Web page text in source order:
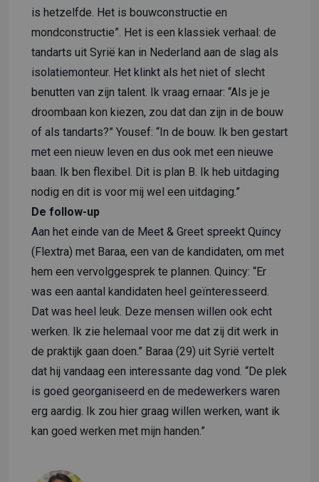
is hetzelfde. Het is bouwconstructie en
mondconstructie”. Het is een klassiek verhaal: de
tandarts uit Syrië kan in Nederland aan de slag als
isolatiemonteur. Het klinkt als het niet of slecht
benutten van zijn talent. Ik vraag ernaar: “Als je je
droombaan kon kiezen, zou dat dan zijn in de bouw
of als tandarts?” Yousef: “In de bouw. Ik ben gestart
met een nieuw leven en dus ook met een nieuwe
baan. Ik ben flexibel. Dit is plan B. Ik heb uitdaging
nodig en dit is voor mij wel een uitdaging.”
De follow-up
Aan het einde van de Meet & Greet spreekt Quincy
(Flextra) met Baraa, een van de kandidaten, om met
hem een vervolggesprek te plannen. Quincy: “Er
was een aantal kandidaten heel geïnteresseerd.
Dat was heel leuk. Deze mensen willen ook echt
werken. Ik zie helemaal voor me dat zij dit werk in
de praktijk gaan doen.” Baraa (29) uit Syrië vertelt
dat hij vandaag een interessante dag vond. “De plek
is goed georganiseerd en de medewerkers waren
erg aardig. Ik zou hier graag willen werken, want ik
kan goed werken met mijn handen.”